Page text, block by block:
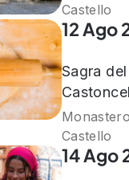
Castello
12 Ago
Sagra del
Castello
14 Ago